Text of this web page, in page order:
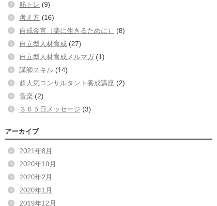
筋トレ (9)
考え方 (16)
自戒金言（楽に生きるために）
(8)
自立型人材育成 (27)
自立型人材育成メルマガ (1)
講師スキル (14)
超人気コンサルタント養成講座 (2)
音楽 (2)
３６５日メッセージ (3)
アーカイブ
2021年8月
2020年10月
2020年2月
2020年1月
2019年12月